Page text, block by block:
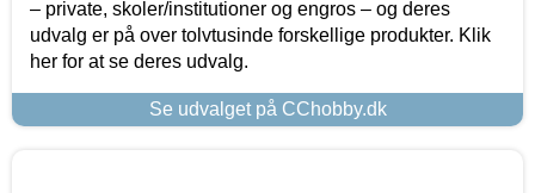
– private, skoler/institutioner og engros – og deres
udvalg er på over tolvtusinde forskellige produkter. Klik
her for at se deres udvalg.
Se udvalget på CChobby.dk